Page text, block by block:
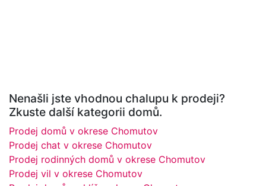
Nenašli jste vhodnou chalupu k prodeji?
Zkuste další kategorii domů.
Prodej domů v okrese Chomutov
Prodej chat v okrese Chomutov
Prodej rodinných domů v okrese Chomutov
Prodej vil v okrese Chomutov